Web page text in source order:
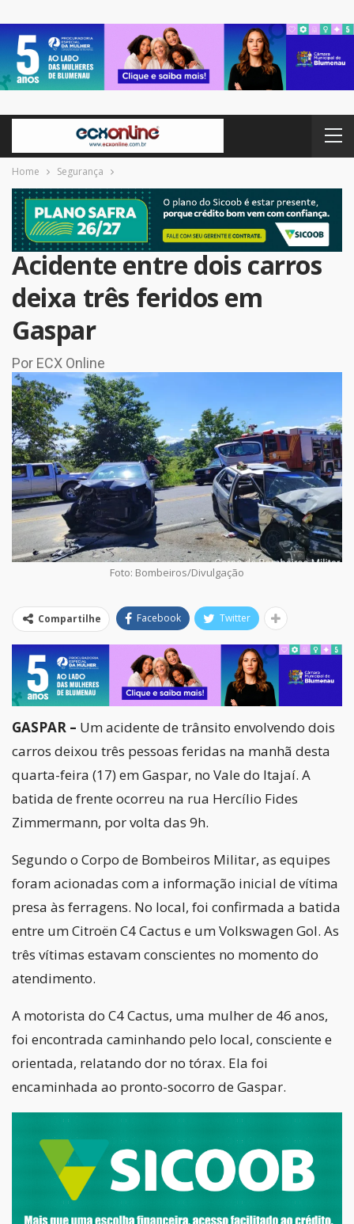
Home Segurança
Acidente entre dois carros
deixa três feridos em
Gaspar
Por ECX Online
Foto: Bombeiros/Divulgação
Compartilhe Facebook Twitter
GASPAR – Um acidente de trânsito envolvendo dois
carros deixou três pessoas feridas na manhã desta
quarta-feira (17) em Gaspar, no Vale do Itajaí. A
batida de frente ocorreu na rua Hercílio Fides
Zimmermann, por volta das 9h.
Segundo o Corpo de Bombeiros Militar, as equipes
foram acionadas com a informação inicial de vítima
presa às ferragens. No local, foi confirmada a batida
entre um Citroën C4 Cactus e um Volkswagen Gol. As
três vítimas estavam conscientes no momento do
atendimento.
A motorista do C4 Cactus, uma mulher de 46 anos,
foi encontrada caminhando pelo local, consciente e
orientada, relatando dor no tórax. Ela foi
encaminhada ao pronto-socorro de Gaspar.